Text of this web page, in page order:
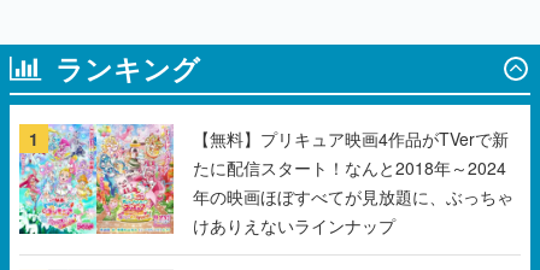
ランキング
1
【無料】プリキュア映画4作品がTVerで新
たに配信スタート！なんと2018年～2024
年の映画ほぼすべてが見放題に、ぶっちゃ
けありえないラインナップ